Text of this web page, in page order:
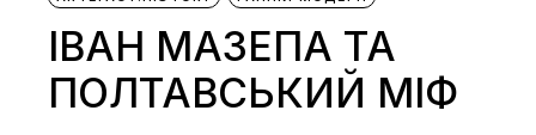
ІВАН МАЗЕПА ТА
ПОЛТАВСЬКИЙ МІФ